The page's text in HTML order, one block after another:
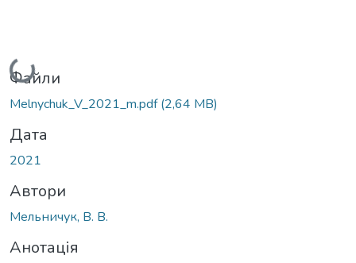
Вантажиться...
Файли
Melnychuk_V_2021_m.pdf(2,64 MB)
Дата
2021
Автори
Мельничук, В. В.
Анотація